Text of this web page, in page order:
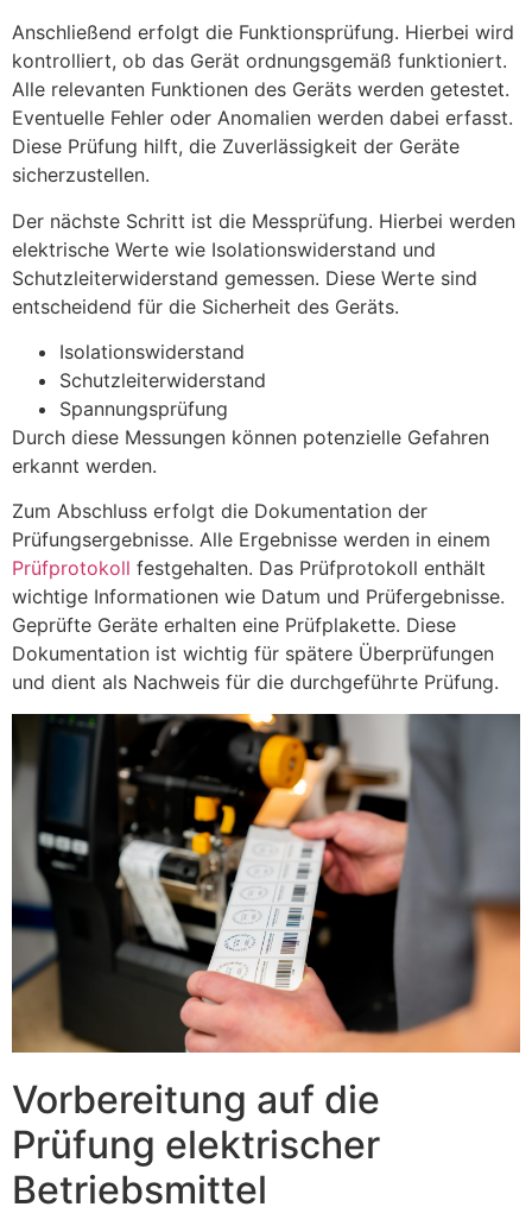
Anschließend erfolgt die Funktionsprüfung. Hierbei wird
kontrolliert, ob das Gerät ordnungsgemäß funktioniert.
Alle relevanten Funktionen des Geräts werden getestet.
Eventuelle Fehler oder Anomalien werden dabei erfasst.
Diese Prüfung hilft, die Zuverlässigkeit der Geräte
sicherzustellen.
Der nächste Schritt ist die Messprüfung. Hierbei werden
elektrische Werte wie Isolationswiderstand und
Schutzleiterwiderstand gemessen. Diese Werte sind
entscheidend für die Sicherheit des Geräts.
Isolationswiderstand
Schutzleiterwiderstand
Spannungsprüfung
Durch diese Messungen können potenzielle Gefahren
erkannt werden.
Zum Abschluss erfolgt die Dokumentation der
Prüfungsergebnisse. Alle Ergebnisse werden in einem
Prüfprotokoll festgehalten. Das Prüfprotokoll enthält
wichtige Informationen wie Datum und Prüfergebnisse.
Geprüfte Geräte erhalten eine Prüfplakette. Diese
Dokumentation ist wichtig für spätere Überprüfungen
und dient als Nachweis für die durchgeführte Prüfung.
Vorbereitung auf die
Prüfung elektrischer
Betriebsmittel